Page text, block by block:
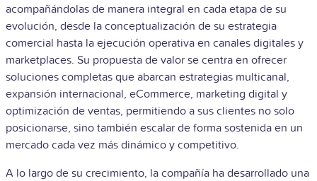
acompañándolas de manera integral en cada etapa de su
evolución, desde la conceptualización de su estrategia
comercial hasta la ejecución operativa en canales digitales y
marketplaces. Su propuesta de valor se centra en ofrecer
soluciones completas que abarcan estrategias multicanal,
expansión internacional, eCommerce, marketing digital y
optimización de ventas, permitiendo a sus clientes no solo
posicionarse, sino también escalar de forma sostenida en un
mercado cada vez más dinámico y competitivo.
A lo largo de su crecimiento, la compañía ha desarrollado una